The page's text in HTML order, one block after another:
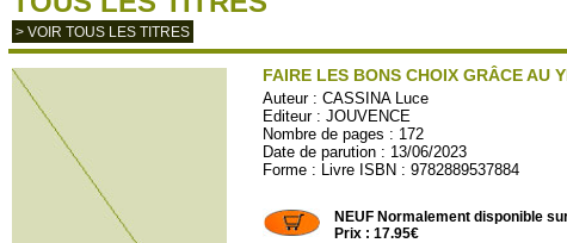
> VOIR TOUS LES TITRES
FAIRE LES BONS CHOIX GRÂCE AU
Auteur :CASSINA Luce
Editeur :JOUVENCE
Nombre de pages : 172
Date de parution : 13/06/2023
Forme : Livre ISBN : 9782889537884
NEUF Normalement disponible
Prix : 17.95€